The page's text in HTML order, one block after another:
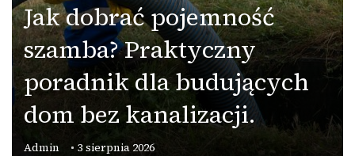
Jak dobrać pojemność
szamba? Praktyczny
poradnik dla budujących
dom bez kanalizacji.
Admin 3 sierpnia 2026